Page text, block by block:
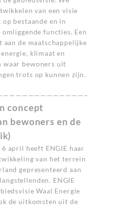
van een visie
bestaande en in
functies. Een
aan de maatschappelijke
klimaat en
waar bewoners uit
trots op kunnen zijn.
concept
bewoners en de
april heeft ENGIE haar
van het terrein
gepresenteerd aan
ENGIE
Waal Energie
de uitkomsten uit de